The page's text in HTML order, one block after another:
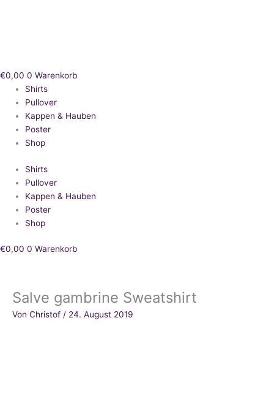
€0,00 0 Warenkorb
Shirts
Pullover
Kappen & Hauben
Poster
Shop
Shirts
Pullover
Kappen & Hauben
Poster
Shop
€0,00 0 Warenkorb
Salve gambrine Sweatshirt
Von Christof / 24. August 2019